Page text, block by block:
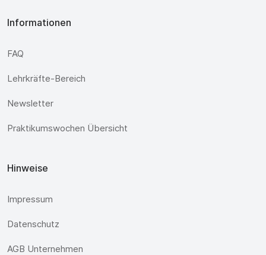
Informationen
FAQ
Lehrkräfte-Bereich
Newsletter
Praktikumswochen Übersicht
Hinweise
Impressum
Datenschutz
AGB Unternehmen